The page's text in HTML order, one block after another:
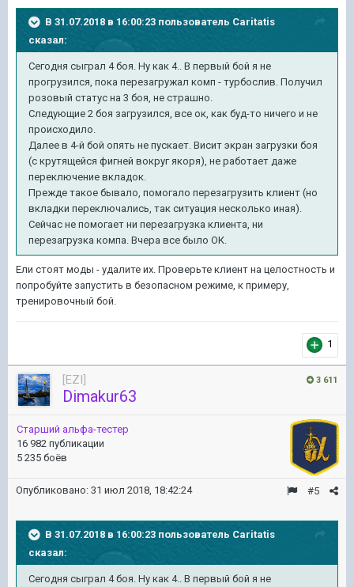
В 31.07.2018 в 16:00:23 пользователь Caritatis
сказал:
Сегодня сыграл 4 боя. Ну как 4.. В первый бой я не
прогрузился, пока перезагружал комп - турбослив. Получил
розовый статус на 3 боя, не страшно.
Следующие 2 боя загрузился, все ок, как буд-то ничего и не
происходило.
Далее в 4-й бой опять не пускает. Висит экран загрузки боя
(с крутящейся фигней вокруг якоря), не работает даже
переключение вкладок.
Прежде такое бывало, помогало перезагрузить клиент (но
вкладки переключались, так ситуация несколько иная).
Сейчас не помогает ни перезагрузка клиента, ни
перезагрузка компа. Вчера все было ОК.
Ели стоят моды - удалите их. Проверьте клиент на целостность и
попробуйте запустить в безопасном режиме, к примеру,
тренировочный бой.
1
3 611
[EZI]
Dimakur63
Старший альфа-тестер
16 982 публикации
5 235 боёв
#5
Опубликовано: 31 июл 2018, 18:42:24
В 31.07.2018 в 16:00:23 пользователь Caritatis
сказал:
Сегодня сыграл 4 боя. Ну как 4.. В первый бой я не